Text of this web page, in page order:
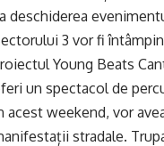
deschiderea
3 vor fi
Young Beats
un spectacol de
acest weekend, vor
stradale.